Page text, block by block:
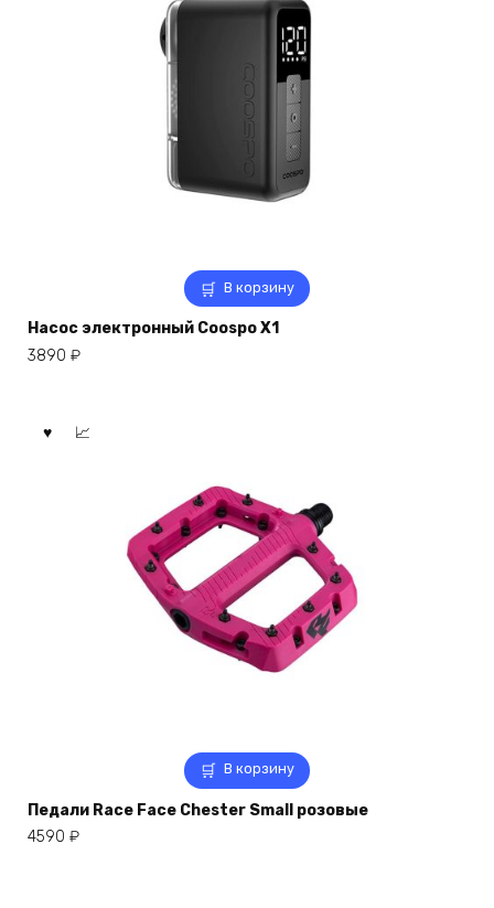
В корзину
Насос электронный Coospo X1
3890 ₽
В корзину
Педали Race Face Chester Small розовые
4590 ₽